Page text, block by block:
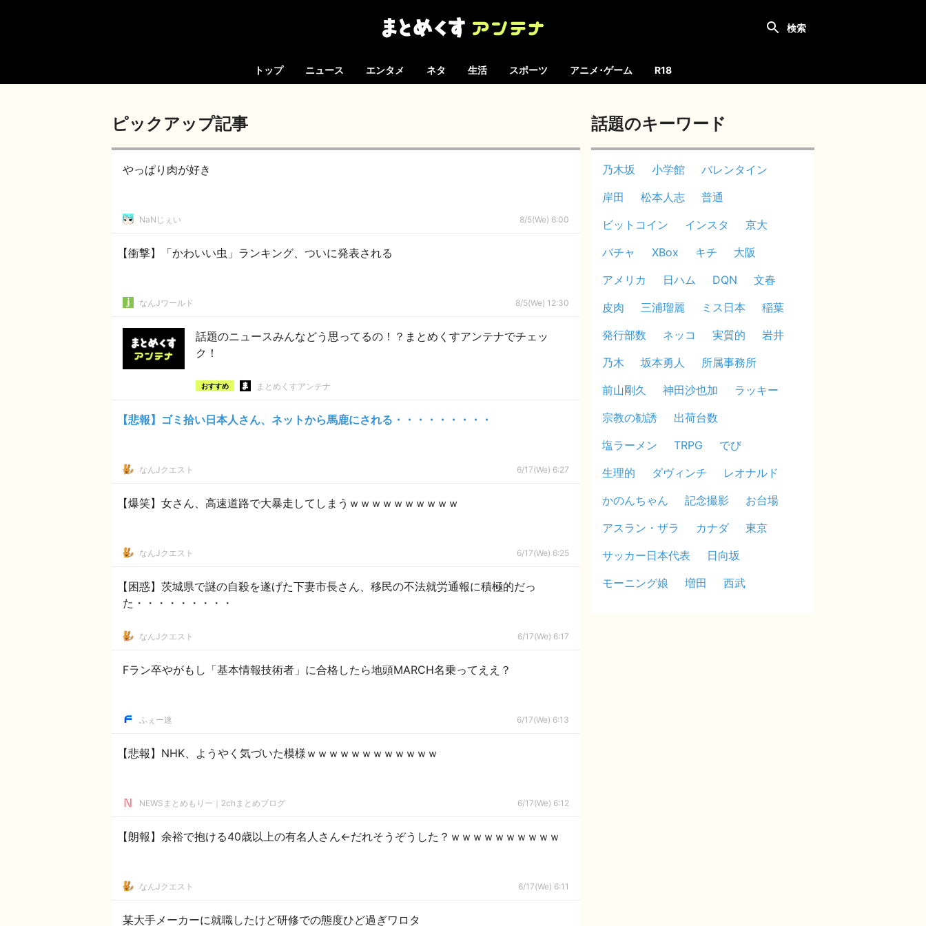
トップ ニュース エンタメ ネタ 生活 スポーツ アニメ･ゲーム R18
ピックアップ記事
やっぱり肉が好き
NaNじぇい 8/5(We) 6:00
【衝撃】「かわいい虫」ランキング、ついに発表される
なんJワールド 8/5(We) 12:30
話題のニュースみんなどう思ってるの！？まとめくすアンテナでチェッ
ク！
おすすめ まとめくすアンテナ
【悲報】ゴミ拾い日本人さん、ネットから馬鹿にされる・・・・・・・・・
なんJクエスト 6/17(We) 6:27
【爆笑】女さん、高速道路で大暴走してしまうｗｗｗｗｗｗｗｗｗｗ
なんJクエスト 6/17(We) 6:25
【困惑】茨城県で謎の自殺を遂げた下妻市長さん、移民の不法就労通報に積極的だっ
た・・・・・・・・・
なんJクエスト 6/17(We) 6:17
Fラン卒やがもし「基本情報技術者」に合格したら地頭MARCH名乗ってええ？
ふぇー速 6/17(We) 6:13
【悲報】NHK、ようやく気づいた模様ｗｗｗｗｗｗｗｗｗｗｗｗ
NEWSまとめもりー｜2chまとめブログ 6/17(We) 6:12
【朗報】余裕で抱ける40歳以上の有名人さん←だれそうぞうした？ｗｗｗｗｗｗｗｗｗｗ
なんJクエスト 6/17(We) 6:11
某大手メーカーに就職したけど研修での態度ひど過ぎワロタ
話題のキーワード
乃木坂 小学館
バレンタイン
岸田
松本人志
普通
ビットコイン
インスタ
京大
バチャ
XBox キチ
大阪
アメリカ
日ハム DQN
文春
皮肉
三浦瑠麗 ミス日本
稲葉
発行部数
ネッコ 実質的
岩井
乃木
坂本勇人
所属事務所
前山剛久
神田沙也加
ラッキー
宗教の勧誘
出荷台数
塩ラーメン
TRPG
でび
生理的
ダヴィンチ
レオナルド
かのんちゃん
記念撮影
お台場
アスラン・ザラ
カナダ
東京
サッカー日本代表
日向坂
モーニング娘
増田 西武